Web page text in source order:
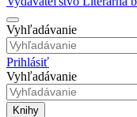
Vyhľadávanie
Prihlásiť
Vyhľadávanie
Knihy